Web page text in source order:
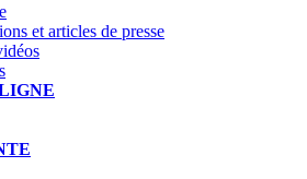
et articles de presse